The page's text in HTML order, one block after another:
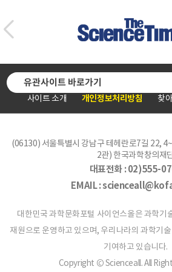
사이트 소개 개인정보처리방침 찾
유관사이트 바로가기
(06130) 서울특별시 강남구 테헤란로7길 22,
2관) 한국과학창의재
대표전화 : 02)555-
EMAIL :
대한민국 과학문화포털 사이언스올은 과학기
재원으로 운영하고 있으며, 우리나라의 과학기
기여하고 있습니다.
Copyright © Scienceall. All